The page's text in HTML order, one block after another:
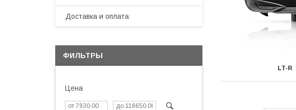
LT-R
Доставка и оплата
ФИЛЬТРЫ
Цена